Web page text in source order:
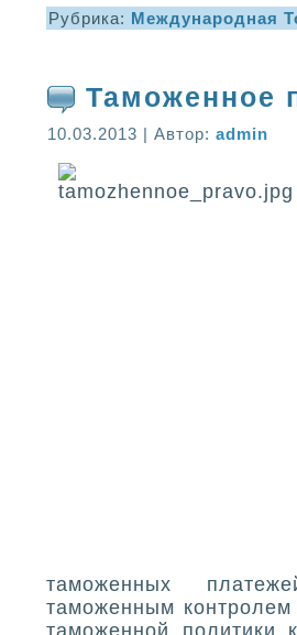
Рубрика: Международная
Таможенное
10.03.2013 | Автор: admin
таможенных
таможенным
таможенной политики